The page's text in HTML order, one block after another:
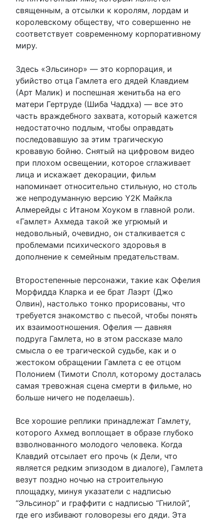
священным, а отсылки к королям, лордам и
королевскому обществу, что совершенно не
соответствует современному корпоративному
миру.
Здесь «Эльсинор» — это корпорация, и
убийство отца Гамлета его дядей Клавдием
(Арт Малик) и поспешная женитьба на его
матери Гертруде (Шиба Чаддха) — все это
часть враждебного захвата, который кажется
недостаточно подлым, чтобы оправдать
последовавшую за этим трагическую
кровавую бойню. Снятый на цифровом видео
при плохом освещении, которое сглаживает
лица и искажает декорации, фильм
напоминает относительно стильную, но столь
же непродуманную версию Y2K Майкла
Алмерейды с Итаном Хоуком в главной роли.
«Гамлет» Ахмеда такой же угрюмый и
недовольный, очевидно, он сталкивается с
проблемами психического здоровья в
дополнение к семейным предательствам.
Второстепенные персонажи, такие как Офелия
Морфидда Кларка и ее брат Лаэрт (Джо
Олвин), настолько тонко прорисованы, что
требуется знакомство с пьесой, чтобы понять
их взаимоотношения. Офелия — давняя
подруга Гамлета, но в этом рассказе мало
смысла о ее трагической судьбе, как и о
жестоком обращении Гамлета с ее отцом
Полонием (Тимоти Сполл, которому досталась
самая тревожная сцена смерти в фильме, но
больше ничего не поделаешь).
Все хорошие реплики принадлежат Гамлету,
которого Ахмед воплощает в образе глубоко
взволнованного молодого человека. Когда
Клавдий отсылает его прочь (к Дели, что
является редким эпизодом в диалоге), Гамлета
везут поздно ночью на строительную
площадку, минуя указатели с надписью
“Эльсинор” и граффити с надписью “Гнилой”,
где его избивают головорезы его дяди. Эта